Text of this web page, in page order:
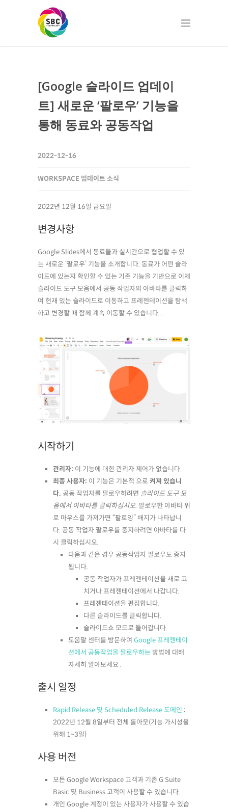
[Google 슬라이드 업데이
트] 새로운 ‘팔로우’ 기능을
통해 동료와 공동작업
2022-12-16
WORKSPACE 업데이트 소식
2022년 12월 16일 금요일
변경사항
Google Slides에서 동료들과 실시간으로 협업할 수 있
는 새로운 ‘팔로우’ 기능을 소개합니다. 동료가 어떤 슬라
이드에 있는지 확인할 수 있는 기존 기능을 기반으로 이제
슬라이드 도구 모음에서 공동 작업자의 아바타를 클릭하
여 현재 있는 슬라이드로 이동하고 프레젠테이션을 탐색
하고 변경할 때 함께 계속 이동할 수 있습니다. .
시작하기
관리자: 이 기능에 대한 관리자 제어가 없습니다.
최종 사용자: 이 기능은 기본적 으로 켜져 있습니
다. 공동 작업자를 팔로우하려면 슬라이드 도구 모
음에서 아바타를 클릭하십시오. 팔로우한 아바타 위
로 마우스를 가져가면 “팔로잉” 배지가 나타납니
다. 공동 작업자 팔로우를 중지하려면 아바타를 다
시 클릭하십시오.
다음과 같은 경우 공동작업자 팔로우도 중지
됩니다.
공동 작업자가 프레젠테이션을 새로 고
치거나 프레젠테이션에서 나갑니다.
프레젠테이션을 편집합니다.
다른 슬라이드를 클릭합니다.
슬라이드쇼 모드로 들어갑니다.
도움말 센터를 방문하여 Google 프레젠테이
션에서 공동작업을 팔로우하는 방법에 대해
자세히 알아보세요 .
출시 일정
Rapid Release 및 Scheduled Release 도메인 :
2022년 12월 8일부터 전체 롤아웃(기능 가시성을
위해 1~3일)
사용 버전
모든 Google Workspace 고객과 기존 G Suite
Basic 및 Business 고객이 사용할 수 있습니다.
개인 Google 계정이 있는 사용자가 사용할 수 있습